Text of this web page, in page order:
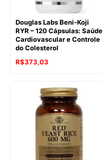
Douglas Labs Beni-Koji
RYR – 120 Cápsulas: Saúde
Cardiovascular e Controle
do Colesterol
R$373,03